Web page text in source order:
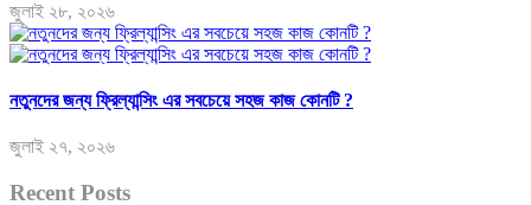
জুলাই ২৮, ২০২৬
নতুনদের জন্য ফ্রিল্যান্সিং এর সবচেয়ে সহজ কাজ কোনটি ?
জুলাই ২৭, ২০২৬
Recent Posts